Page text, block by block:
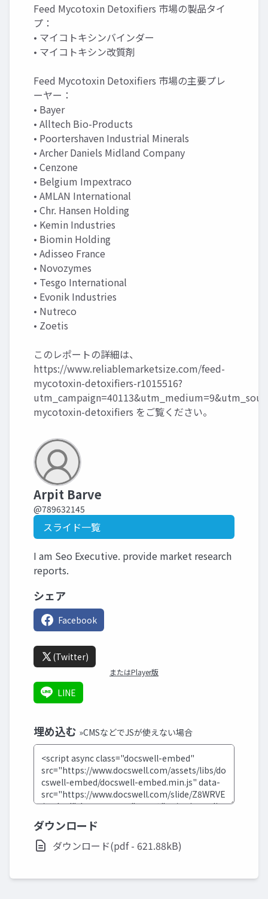
Feed Mycotoxin Detoxifiers 市場の製品タイ
プ：
• マイコトキシンバインダー
• マイコトキシン改質剤
Feed Mycotoxin Detoxifiers 市場の主要プレ
ーヤー：
• Bayer
• Alltech Bio-Products
• Poortershaven Industrial Minerals
• Archer Daniels Midland Company
• Cenzone
• Belgium Impextraco
• AMLAN International
• Chr. Hansen Holding
• Kemin Industries
• Biomin Holding
• Adisseo France
• Novozymes
• Tesgo International
• Evonik Industries
• Nutreco
• Zoetis
このレポートの詳細は、
https://www.reliablemarketsize.com/feed-
mycotoxin-detoxifiers-r1015516?
mycotoxin-detoxifiers をご覧ください。
Arpit Barve
@789632145
スライド一覧
I am Seo Executive. provide market research
reports.
シェア
Facebook
(Twitter)
またはPlayer版
LINE
埋め込む »CMSなどでJSが使えない場合
ダウンロード
ダウンロード(pdf - 621.88kB)